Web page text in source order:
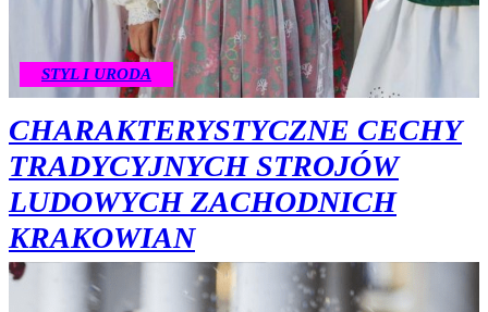
STYL I URODA
CHARAKTERYSTYCZNE CECHY
TRADYCYJNYCH STROJÓW
LUDOWYCH ZACHODNICH
KRAKOWIAN